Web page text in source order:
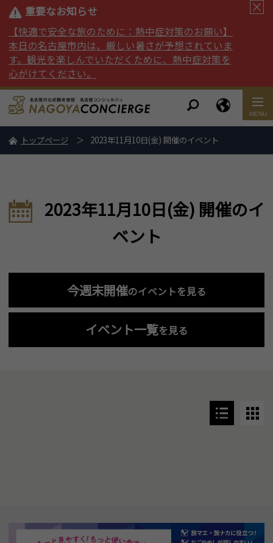
重要なお知らせ
【快適で安全な旅のために：熱中症対策のお願い】
本日の名古屋市内は、厳しい暑さが予想されていま
す。観光を楽しんでいただくために、熱中症対策を
心がけてください。
トップページ 2023年11月10日(金) 開催のイベント
2023年11月10日(金) 開催のイ
ベント
今週末開催のイベントを見る
イベント一覧を見る